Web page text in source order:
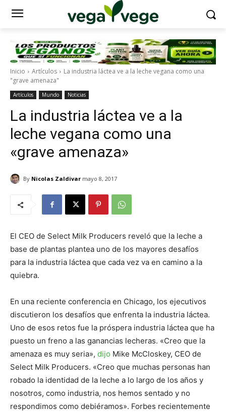
Inicio Artículos
La industria láctea ve a la leche vegana como una
"grave amenaza"
Artículos Mundo Noticias
La industria láctea ve a la
leche vegana como una
«grave amenaza»
By Nicolas Zaldivar mayo 8, 2017
El CEO de Select Milk Producers reveló que la leche a
base de plantas plantea uno de los mayores desafíos
para la industria láctea que cada vez va en camino a la
quiebra.
En una reciente conferencia en Chicago, los ejecutivos
discutieron los desafíos que enfrenta la industria láctea.
Uno de esos retos fue la próspera industria láctea que ha
puesto un freno a las ganancias lecheras. «Creo que la
amenaza es muy seria», dijo Mike McCloskey, CEO de
Select Milk Producers. «Creo que muchas personas han
robado la identidad de la leche a lo largo de los años y
nosotros, como industria, nos hemos sentado y no
respondimos como debiéramos». Forbes recientemente